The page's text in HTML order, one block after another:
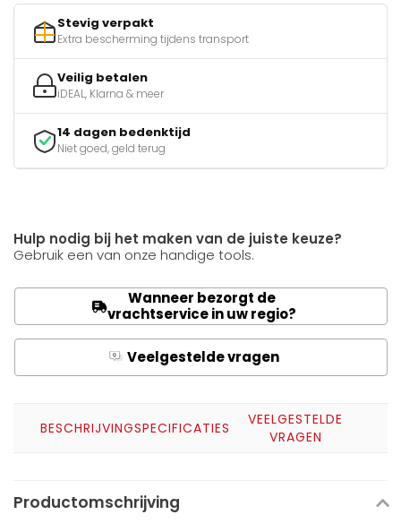
Stevig verpakt
Extra bescherming tijdens transport
Veilig betalen
iDEAL, Klarna & meer
14 dagen bedenktijd
Niet goed, geld terug
Hulp nodig bij het maken van de juiste keuze?
Gebruik een van onze handige tools.
Wanneer bezorgt de
vrachtservice in uw regio?
Q Veelgestelde vragen
BESCHRIJVINGSPECIFICATIES
VEELGESTELDE
VRAGEN
Productomschrijving